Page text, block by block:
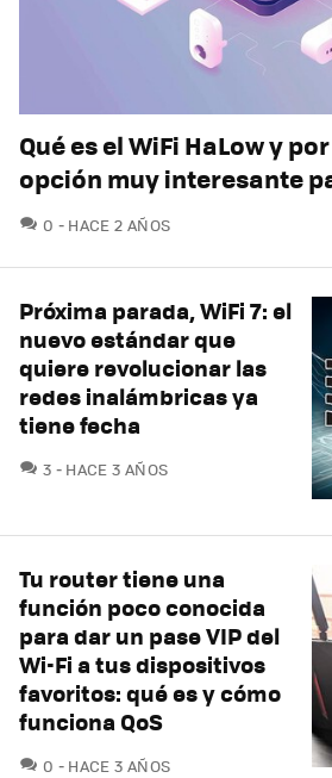
Qué es el WiFi HaLow y
opción muy interesante
0 COMENTARIOS
HACE 2 AÑOS
Próxima parada, WiFi 7: el
nuevo estándar que
quiere revolucionar las
redes inalámbricas ya
tiene fecha
3 COMENTARIOS
HACE 3 AÑOS
Tu router tiene una
función poco conocida
para dar un pase VIP del
Wi-Fi a tus dispositivos
favoritos: qué es y cómo
funciona QoS
0 COMENTARIOS
HACE 3 AÑOS